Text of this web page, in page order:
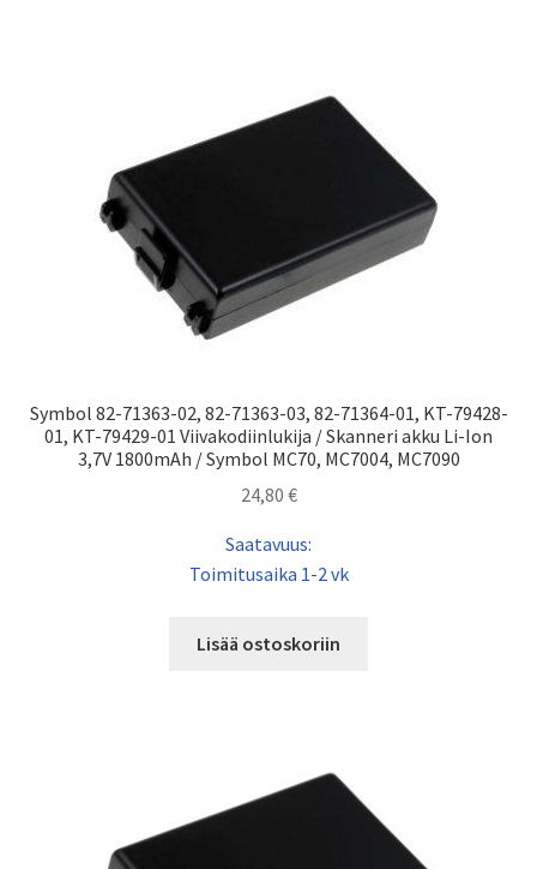
Symbol 82-71363-02, 82-71363-03, 82-71364-01, KT-79428-
01, KT-79429-01 Viivakodiinlukija / Skanneri akku Li-Ion
3,7V 1800mAh / Symbol MC70, MC7004, MC7090
24,80 €
Saatavuus:
Toimitusaika 1-2 vk
Lisää ostoskoriin